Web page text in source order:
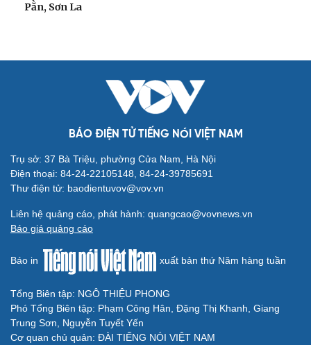
Pằn, Sơn La
BÁO ĐIỆN TỬ TIẾNG NÓI VIỆT NAM
Trụ sở: 37 Bà Triệu, phường Cửa Nam, Hà Nội
Điện thoại: 84-24-22105148, 84-24-39785691
Thư điện tử: baodientuvov@vov.vn
Liên hệ quảng cáo, phát hành: quangcao@vovnews.vn
Báo giá quảng cáo
Báo in xuất bản thứ Năm hàng tuần
Tổng Biên tập: NGÔ THIỆU PHONG
Phó Tổng Biên tập: Phạm Công Hân, Đặng Thị Khanh, Giang
Trung Sơn, Nguyễn Tuyết Yến
Cơ quan chủ quản: ĐÀI TIẾNG NÓI VIỆT NAM